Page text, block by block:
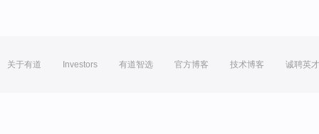
关于有道 Investors 有道智选 官方博客 技术博客 诚聘英才